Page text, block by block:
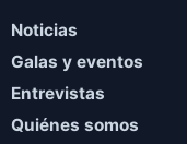
Noticias
Galas y eventos
Entrevistas
Quiénes somos